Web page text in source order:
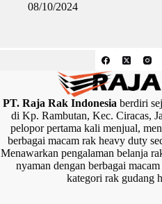
08/10/2024
PT. Raja Rak Indonesiaberdiri
di Kp. Rambutan, Kec. Ciracas,
pelopor pertama kali menjual,
berbagai macam rak heavy duty
Menawarkan pengalaman belanja
nyaman dengan berbagai
kategori rak gudang